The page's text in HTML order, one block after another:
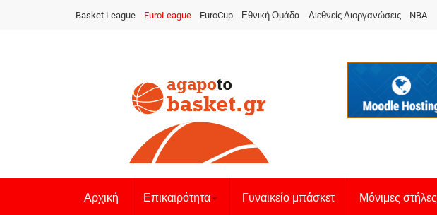
Basket League EuroLeague EuroCup Εθνική Ομάδα Διεθνείς Διοργανώσεις NBA
Αρχική Επικαιρότητα Γυναικείο μπάσκετ Μόνιμες στήλες